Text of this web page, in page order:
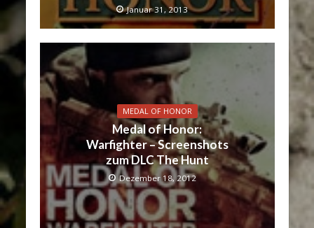
Januar 31, 2013
MEDAL OF HONOR
Medal of Honor:
Warfighter – Screenshots
zum DLC The Hunt
Dezember 18, 2012